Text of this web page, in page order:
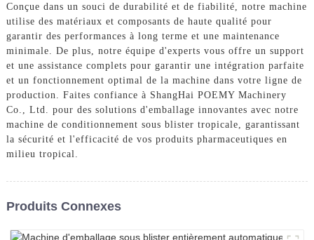
Conçue dans un souci de durabilité et de fiabilité, notre machine
utilise des matériaux et composants de haute qualité pour
garantir des performances à long terme et une maintenance
minimale. De plus, notre équipe d'experts vous offre un support
et une assistance complets pour garantir une intégration parfaite
et un fonctionnement optimal de la machine dans votre ligne de
production. Faites confiance à ShangHai POEMY Machinery
Co., Ltd. pour des solutions d'emballage innovantes avec notre
machine de conditionnement sous blister tropicale, garantissant
la sécurité et l'efficacité de vos produits pharmaceutiques en
milieu tropical.
Produits Connexes